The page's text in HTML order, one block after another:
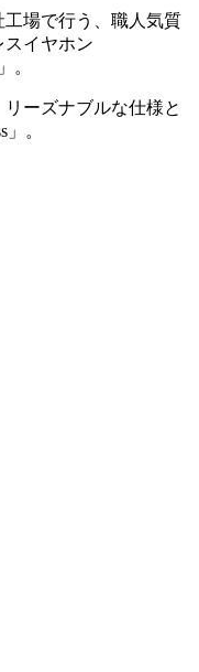
場で行う、職人気質
イヤホン
。
ーズナブルな仕様と
。